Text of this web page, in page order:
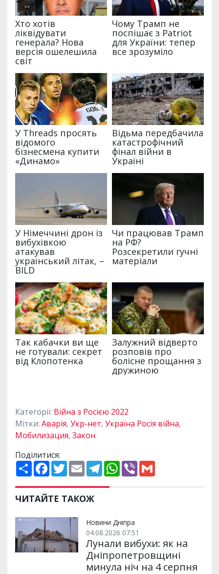
Категорії: Війна з Росією 2022
Мітки: Аварія, Укр-нет, Україна Росія війна,
Мобилизация, Закон
Поділитися:
П
о
и
р
и
и
F
a
e
b
o
k
T
w
t
t
e
E
m
i
l
T
e
e
m
W
h
p
V
ЧИТАЙТЕ ТАКОЖ
Новини Дніпра
04.08.2026 07:51
Лунали вибухи: як на
Дніпропетровщині
минула ніч на 4 серпня